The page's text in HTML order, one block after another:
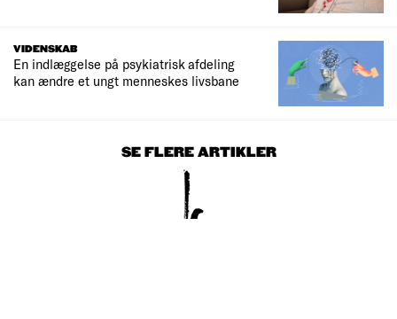
VIDENSKAB
En indlæggelse på psykiatrisk afdeling
kan ændre et ungt menneskes livsbane
SE FLERE ARTIKLER